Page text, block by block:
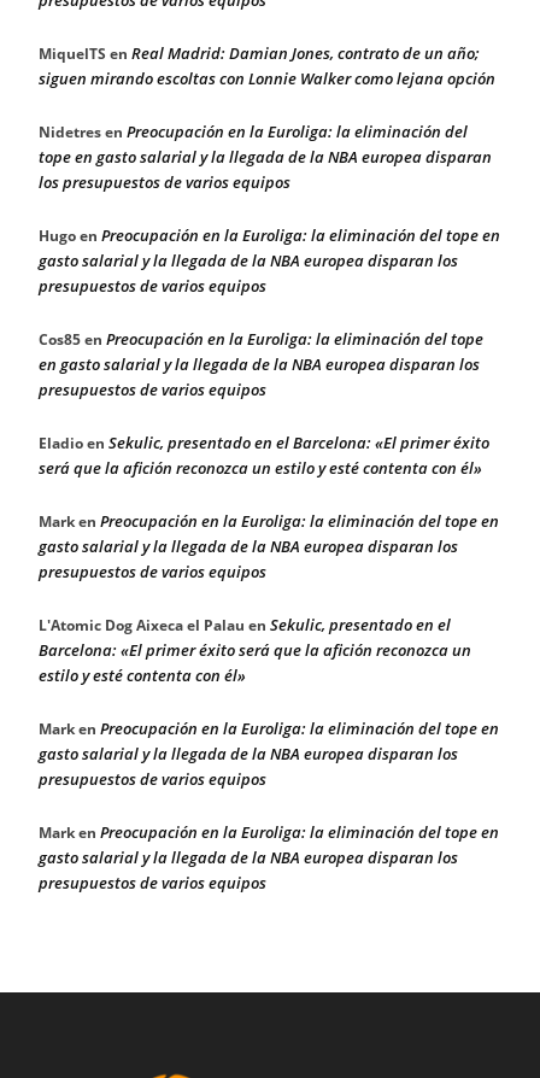
MiquelTS en Real Madrid: Damian Jones, contrato de un año;
siguen mirando escoltas con Lonnie Walker como lejana opción
Nidetresen Preocupación en la Euroliga: la eliminación del
tope en gasto salarial y la llegada de la NBA europea disparan
los presupuestos de varios equipos
Hugoen Preocupación en la Euroliga: la eliminación del tope en
gasto salarial y la llegada de la NBA europea disparan los
presupuestos de varios equipos
Cos85en Preocupación en la Euroliga: la eliminación del tope
en gasto salarial y la llegada de la NBA europea disparan los
presupuestos de varios equipos
Eladioen Sekulic, presentado en el Barcelona: «El primer éxito
será que la afición reconozca un estilo y esté contenta con él»
Marken Preocupación en la Euroliga: la eliminación del tope en
gasto salarial y la llegada de la NBA europea disparan los
presupuestos de varios equipos
L'Atomic Dog Aixeca el Palau en Sekulic, presentado en el
Barcelona: «El primer éxito será que la afición reconozca un
estilo y esté contenta con él»
Marken Preocupación en la Euroliga: la eliminación del tope en
gasto salarial y la llegada de la NBA europea disparan los
presupuestos de varios equipos
Marken Preocupación en la Euroliga: la eliminación del tope en
gasto salarial y la llegada de la NBA europea disparan los
presupuestos de varios equipos